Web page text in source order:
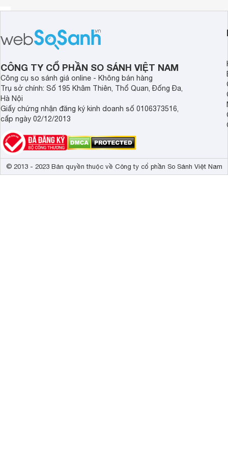
Chức năng hẹn giờ nấu hỗ trợ tích cực người dùng lúc bận
Dùng nồi cơm điện bền tốt
- Đảm bảo nồi cơm điện được sử dụng với nguồn điện ổn
- Vệ sinh nồi cơm thường xuyên, từ vỏ nồi, lòng nồi đến
- Đảm bảo dùng đúng cách theo hướng dẫn của nhà sản
Nồi cơm điện Sunhouse Mama 1.5 lít SHD8955 sản
chị em nội trợ.
CÔNG TY CỔ PHẦN SO SÁNH VIỆT NAM
Công cụ so sánh giá online - Không bán hàng
Trụ sở chính: Số 195 Khâm Thiên, Thổ Quan, Đống Đa,
Hà Nội
Giấy chứng nhận đăng ký kinh doanh số 0106373516,
cấp ngày 02/12/2013
© 2013 - 2023 Bản quyền thuộc về Công ty cổ phần So Sánh Việt Nam